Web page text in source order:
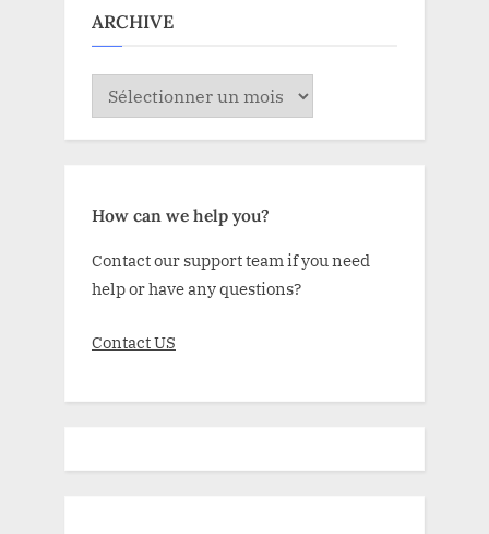
ARCHIVE
ARCHIVE
How can we help you?
Contact our support team if you need
help or have any questions?
Contact US